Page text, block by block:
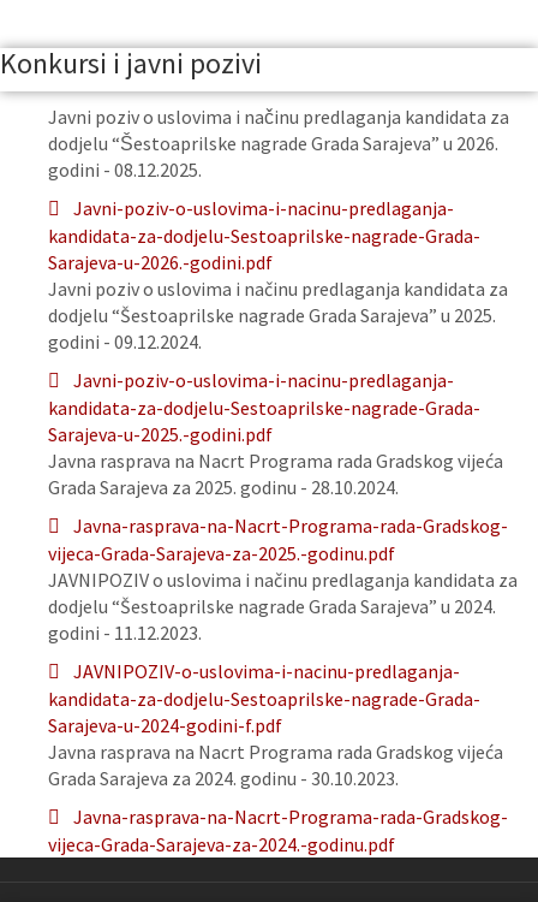
Konkursi i javni pozivi
Javni poziv o uslovima i načinu predlaganja kandidata za
dodjelu “Šestoaprilske nagrade Grada Sarajeva” u 2026.
godini - 08.12.2025.
Javni-poziv-o-uslovima-i-nacinu-predlaganja-
kandidata-za-dodjelu-Sestoaprilske-nagrade-Grada-
Sarajeva-u-2026.-godini.pdf
Javni poziv o uslovima i načinu predlaganja kandidata za
dodjelu “Šestoaprilske nagrade Grada Sarajeva” u 2025.
godini - 09.12.2024.
Javni-poziv-o-uslovima-i-nacinu-predlaganja-
kandidata-za-dodjelu-Sestoaprilske-nagrade-Grada-
Sarajeva-u-2025.-godini.pdf
Javna rasprava na Nacrt Programa rada Gradskog vijeća
Grada Sarajeva za 2025. godinu - 28.10.2024.
Javna-rasprava-na-Nacrt-Programa-rada-Gradskog-
vijeca-Grada-Sarajeva-za-2025.-godinu.pdf
JAVNIPOZIV o uslovima i načinu predlaganja kandidata za
dodjelu “Šestoaprilske nagrade Grada Sarajeva” u 2024.
godini - 11.12.2023.
JAVNIPOZIV-o-uslovima-i-nacinu-predlaganja-
kandidata-za-dodjelu-Sestoaprilske-nagrade-Grada-
Sarajeva-u-2024-godini-f.pdf
Javna rasprava na Nacrt Programa rada Gradskog vijeća
Grada Sarajeva za 2024. godinu - 30.10.2023.
Javna-rasprava-na-Nacrt-Programa-rada-Gradskog-
vijeca-Grada-Sarajeva-za-2024.-godinu.pdf